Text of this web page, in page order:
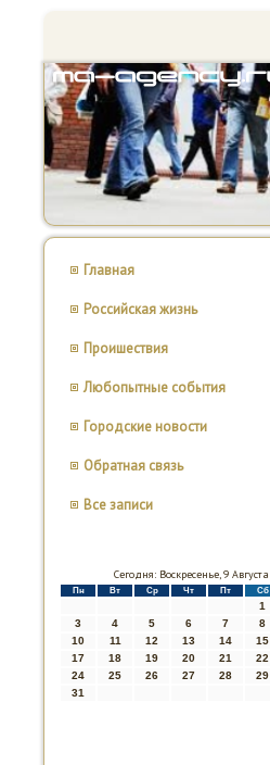
Главная
Российская жизнь
Проишествия
Любопытные события
Городские новости
Обратная связь
Все записи
Сегодня: Воскресенье, 9 Августа
Пн Вт Ср Чт Пт Сб
1
3
4 5 6 7 8
10
11 12 13 14 15
17
18 19 20 21 22
24
25 26 27 28 29
31